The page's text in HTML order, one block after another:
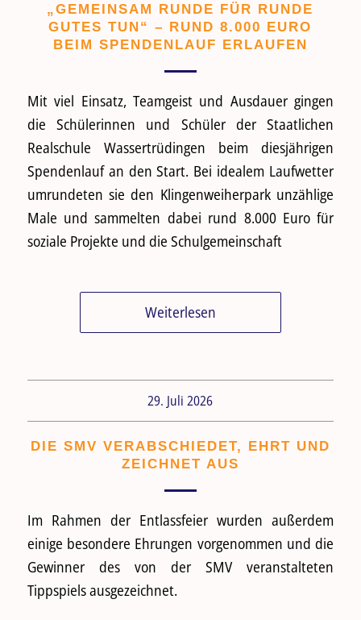
„GEMEINSAM RUNDE FÜR RUNDE
GUTES TUN“ – RUND 8.000 EURO
BEIM SPENDENLAUF ERLAUFEN
Mit viel Einsatz, Teamgeist und Ausdauer gingen
die Schülerinnen und Schüler der Staatlichen
Realschule Wassertrüdingen beim diesjährigen
Spendenlauf an den Start. Bei idealem Laufwetter
umrundeten sie den Klingenweiherpark unzählige
Male und sammelten dabei rund 8.000 Euro für
soziale Projekte und die Schulgemeinschaft
Weiterlesen
29. Juli 2026
DIE SMV VERABSCHIEDET, EHRT UND
ZEICHNET AUS
Im Rahmen der Entlassfeier wurden außerdem
einige besondere Ehrungen vorgenommen und die
Gewinner des von der SMV veranstalteten
Tippspiels ausgezeichnet.